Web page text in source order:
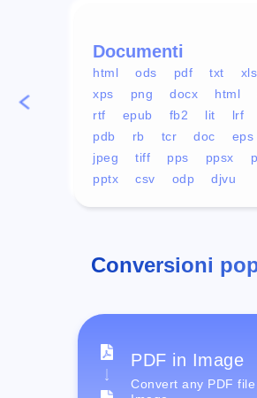
Documenti
html ods pdf txt xls
xps
png docx html
rtf
epub fb2 lit lrf
pdb
rb tcr doc eps
jpeg
tiff pps ppsx
pptx
csv odp djvu
Conversioni
PDF in Image
Convert any PDF file